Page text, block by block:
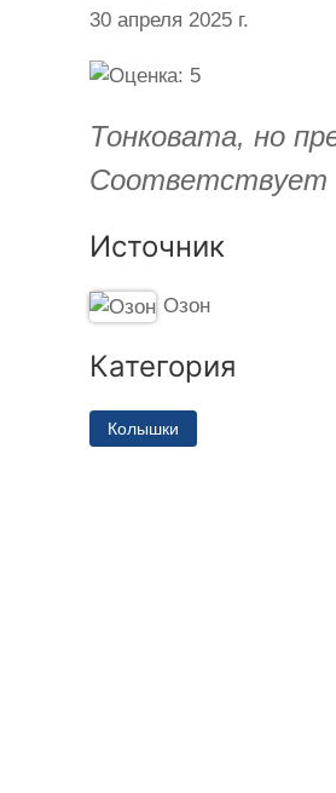
30 апреля 2025 г.
Тонковата, но
Соответствует
Источник
Озон
Категория
Колышки